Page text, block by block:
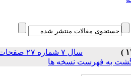
سال ۷ شماره ۲۷ صفحات
به فهرست نسخه ها